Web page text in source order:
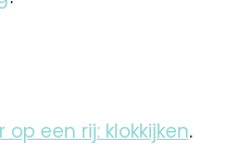
op een rij: klokkijken.